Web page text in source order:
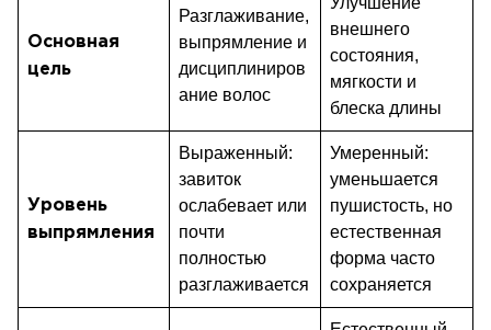
Основная
цель
Разглаживание,
выпрямление и
дисциплиниров
ание волос
внешнего
состояния,
мягкости и
блеска длины
Уровень
выпрямления
Выраженный:
завиток
ослабевает или
почти
полностью
разглаживается
Умеренный:
уменьшается
пушистость, но
естественная
форма часто
сохраняется